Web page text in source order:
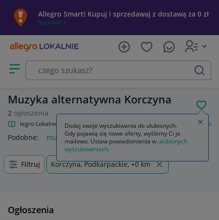
Allegro Smart! Kupuj i sprzedawaj z dostawą za 0 zł
Sprawdź »
Otwórz menu z kategoriami
szukaj
Muzyka alternatywna Korczyna
2 ogłoszenia
Allegro Lokalnie Kultura i rozrywka Muzyka Muzyka alternatywna
Podobne: muzyka alternatywna
Filtruj Korczyna, Podkarpackie, +0 km
Ogłoszenia
Dodaj swoje wyszukiwania do ulubionych.
Gdy pojawią się nowe oferty, wyślemy Ci je
mailowo. Ustaw powiadomienia w ulubionych
wyszukiwaniach.